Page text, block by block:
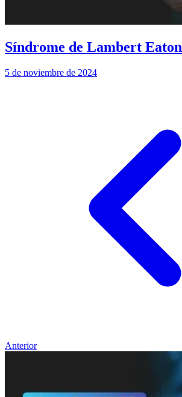
Síndrome de Lambert Eaton
5 de noviembre de 2024
Anterior